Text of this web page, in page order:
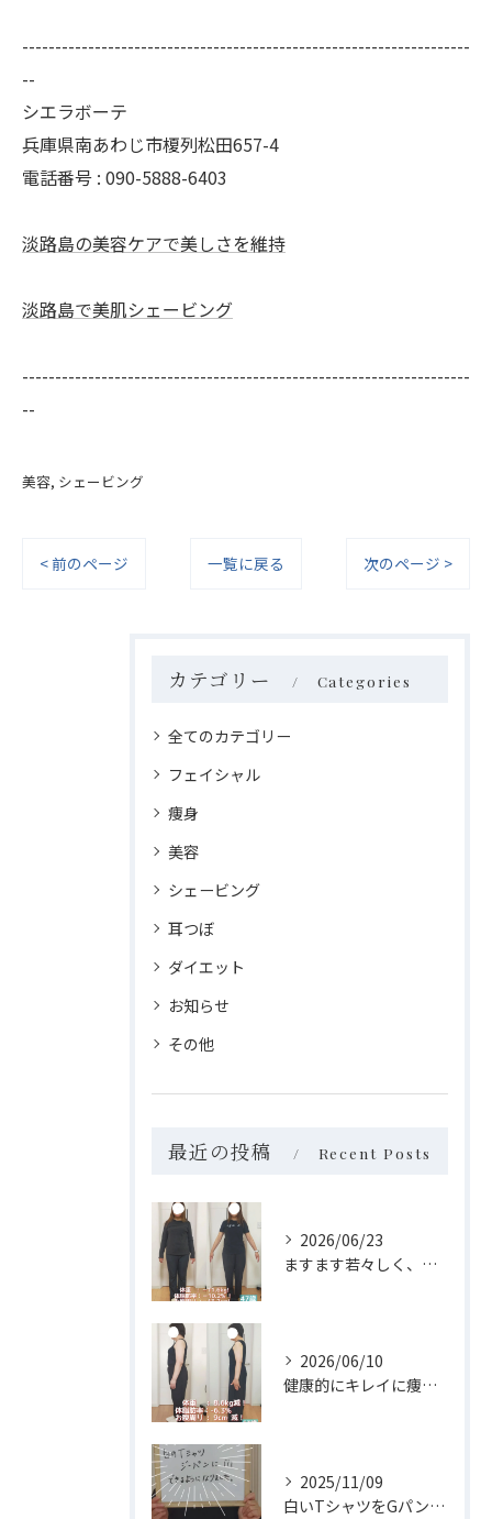
--------------------------------------------------------------------
--
シエラボーテ
兵庫県南あわじ市榎列松田657-4
電話番号 : 090-5888-6403
淡路島の美容ケアで美しさを維持
淡路島で美肌シェービング
--------------------------------------------------------------------
--
美容 シェービング
< 前のページ 一覧に戻る 次のページ >
カテゴリー Categories
全てのカテゴリー
フェイシャル
痩身
美容
シェービング
耳つぼ
ダイエット
お知らせ
その他
最近の投稿 Recent Posts
2026/06/23
ますます若々しく、自分らしく✨
2026/06/10
健康的にキレイに痩せられました✨
2025/11/09
白いTシャツをGパンにinできるようになりました‼